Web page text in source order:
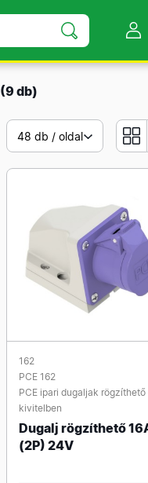
(9 db)
48 db / oldal
162
PCE 162
PCE ipari dugaljak rögzíthető
kivitelben
Dugalj rögzíthető
(2P) 24V